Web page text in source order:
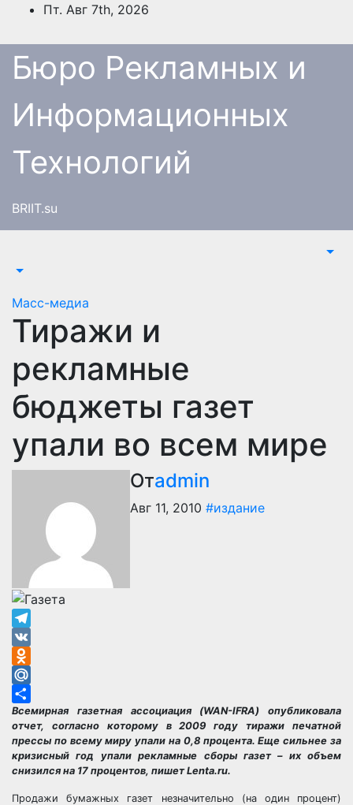
Перейти
содержимому
Пт. Авг 7th, 2026
Бюро Рекламных и
Информационных
Технологий
BRIIT.su
Масс-медиа
Тиражи и
рекламные
бюджеты газет
упали во всем мире
Отadmin
Авг 11, 2010 #издание
Telegram
VK
Odnoklassniki
Mail.Ru
Отправить
Всемирная газетная ассоциация (WAN-IFRA) опубликовала
отчет, согласно которому в 2009 году тиражи печатной
прессы по всему миру упали на 0,8 процента. Еще сильнее за
кризисный год упали рекламные сборы газет – их объем
снизился на 17 процентов, пишет Lenta.ru.
Продажи бумажных газет незначительно (на один процент)